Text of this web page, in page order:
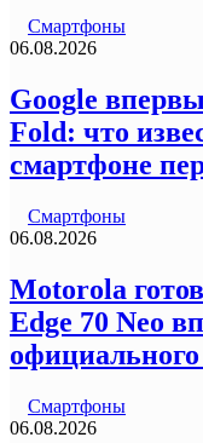
Смартфоны
06.08.2026
Google
Fold: что
смартфоне
Смартфоны
06.08.2026
Motorola
Edge 70 Neo
Смартфоны
06.08.2026